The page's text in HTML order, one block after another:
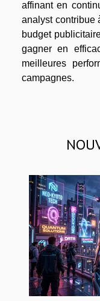
affinant en
analyst contribue
budget
gagner en
meilleures
campagnes.